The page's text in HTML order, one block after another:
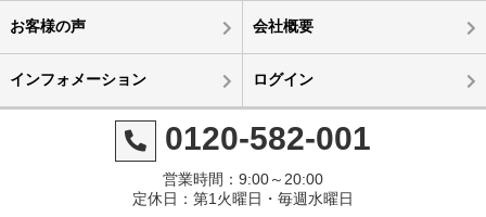
お客様の声 会社概要
インフォメーション ログイン
0120-582-001
営業時間：9:00～20:00
定休日：第1火曜日・毎週水曜日